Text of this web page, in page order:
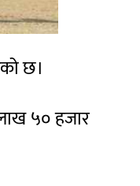
छ।
५० हजार